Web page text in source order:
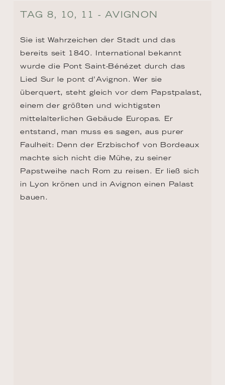
TAG 8, 10, 11 - AVIGNON
Sie ist Wahrzeichen der Stadt und das
bereits seit 1840. International bekannt
wurde die Pont Saint-Bénézet durch das
Lied Sur le pont d’Avignon. Wer sie
überquert, steht gleich vor dem Papstpalast,
einem der größten und wichtigsten
mittelalterlichen Gebäude Europas. Er
entstand, man muss es sagen, aus purer
Faulheit: Denn der Erzbischof von Bordeaux
machte sich nicht die Mühe, zu seiner
Papstweihe nach Rom zu reisen. Er ließ sich
in Lyon krönen und in Avignon einen Palast
bauen.